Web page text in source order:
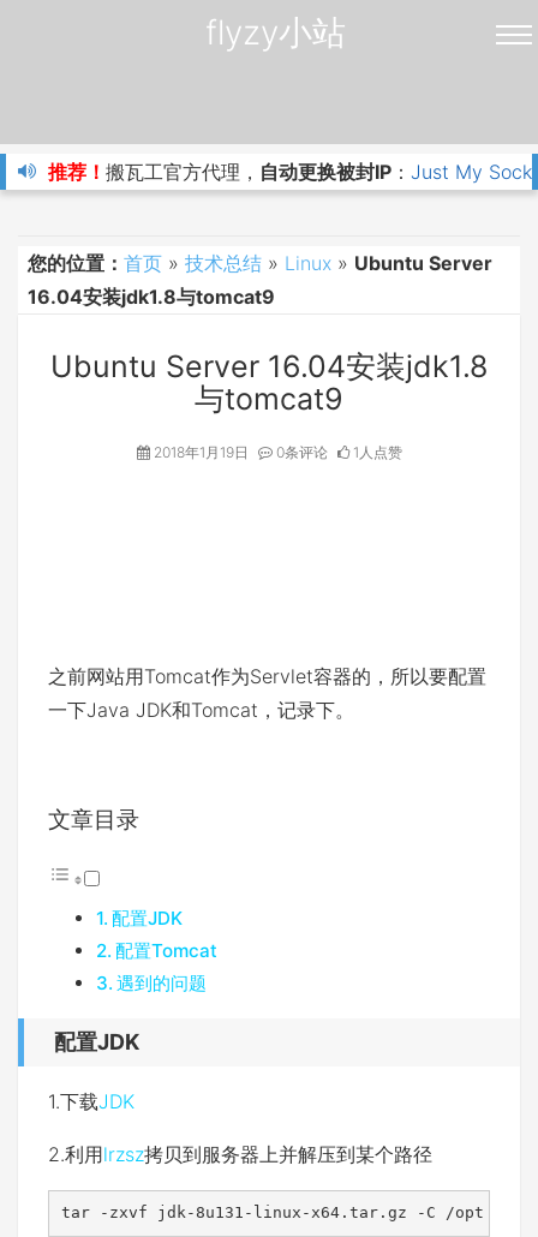
flyzy小站
推荐！ 搬瓦工官方代理， 自动更换被封IP ： Just My
您的位置： 首页 » 技术总结 » Linux » Ubuntu Server
16.04安装jdk1.8与tomcat9
Ubuntu Server 16.04安装jdk1.8
与tomcat9
2018年1月19日 0条评论 1人点赞
之前网站用Tomcat作为Servlet容器的，所以要配置
一下Java JDK和Tomcat，记录下。
文章目录
配置JDK
配置Tomcat
遇到的问题
配置JDK
1.下载JDK
2.利用lrzsz拷贝到服务器上并解压到某个路径
tar -zxvf jdk-8u131-linux-x64.tar.gz -C /opt